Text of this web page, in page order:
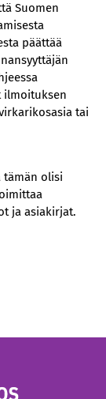
Suomen
päättää
ilmoituksen
tai
tämän olisi
ja asiakirjat.